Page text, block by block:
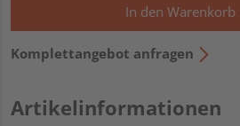
In den Warenkorb
Komplettangebot anfragen
Artikelinformationen